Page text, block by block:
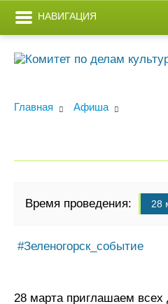
НАВИГАЦИЯ
Главная Афиша
Время проведения: 28
#Зеленогорск_событие
28 марта приглашаем всех